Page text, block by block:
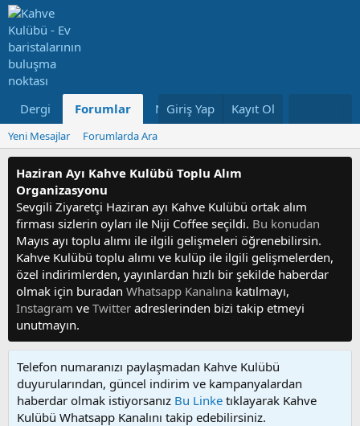
Dergi Forumlar Neler Yeni Kullanıcılar
Giriş Yap Kayıt Ol
Yeni Mesajlar Forumlarda Ara
Haziran Ayı Kahve Kulübü Toplu Alım
Organizasyonu
Sevgili Ziyaretçi Haziran ayı Kahve Kulübü ortak alım
firması sizlerin oyları ile Niji Coffee seçildi. Bu konudan
Mayıs ayı toplu alımı ile ilgili gelişmeleri öğrenebilirsin.
Kahve Kulübü toplu alımı ve kulüp ile ilgili gelişmelerden,
özel indirimlerden, yayınlardan hızlı bir şekilde haberdar
olmak için buradan Whatsapp Kanalına katılmayı,
Instagram ve Twitter adreslerinden bizi takip etmeyi
unutmayın.
Telefon numaranızı paylaşmadan Kahve Kulübü
duyurularından, güncel indirim ve kampanyalardan
haberdar olmak istiyorsanız Bu Linke tıklayarak Kahve
Kulübü Whatsapp Kanalını takip edebilirsiniz.